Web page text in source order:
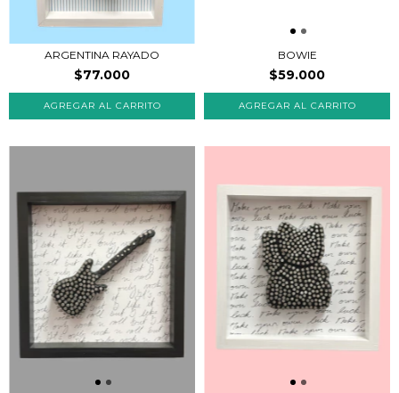
ARGENTINA RAYADO
$77.000
BOWIE
$59.000